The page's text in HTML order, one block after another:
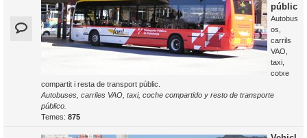
públic
Autobus
os,
carrils
VAO,
taxi,
cotxe
compartit i resta de transport públic.
Autobuses, carriles VAO, taxi, coche compartido y resto de transporte
público.
Temes: 875